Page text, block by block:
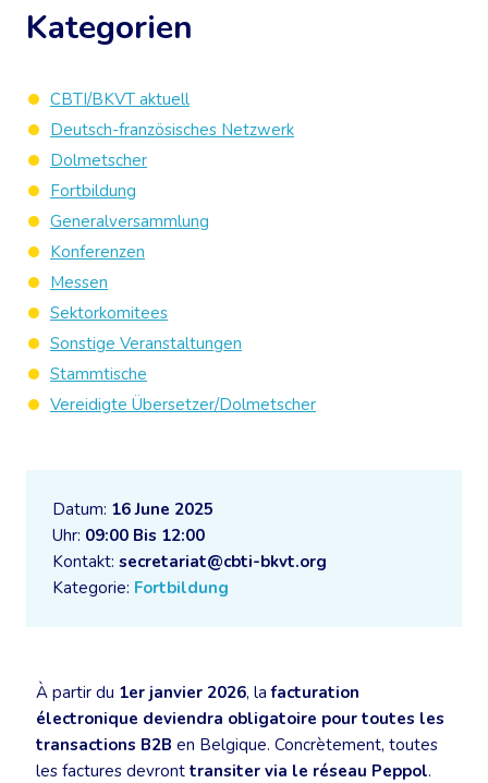
Datum: 16 June 2025
Uhr: 09:00 Bis 12:00
Kontakt: secretariat@cbti-bkvt.org
Kategorie: Fortbildung
À partir du 1er janvier 2026, lafacturation
électronique deviendra obligatoire pour toutes les
transactions B2B en Belgique. Concrètement, toutes
les factures devront transiter via le réseau Peppol.
Kategorien
CBTI/BKVT aktuell
Deutsch-französisches Netzwerk
Dolmetscher
Fortbildung
Generalversammlung
Konferenzen
Messen
Sektorkomitees
Sonstige Veranstaltungen
Stammtische
Vereidigte Übersetzer/Dolmetscher